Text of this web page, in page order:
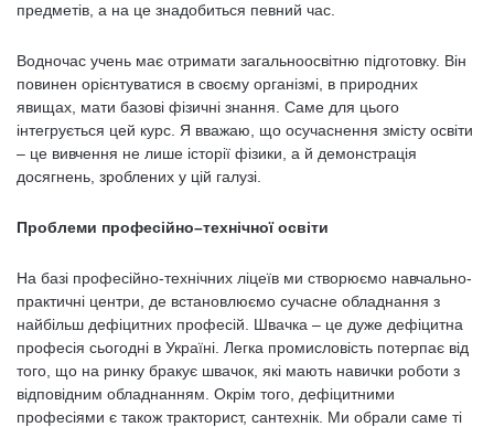
предметів, а на це знадобиться певний час.
Водночас учень має отримати загальноосвітню підготовку. Він
повинен орієнтуватися в своєму організмі, в природних
явищах, мати базові фізичні знання. Саме для цього
інтегрується цей курс. Я вважаю, що осучаснення змісту освіти
– це вивчення не лише історії фізики, а й демонстрація
досягнень, зроблених у цій галузі.
Проблеми професійно–технічної освіти
На базі професійно-технічних ліцеїв ми створюємо навчально-
практичні центри, де встановлюємо сучасне обладнання з
найбільш дефіцитних професій. Швачка – це дуже дефіцитна
професія сьогодні в Україні. Легка промисловість потерпає від
того, що на ринку бракує швачок, які мають навички роботи з
відповідним обладнанням. Окрім того, дефіцитними
професіями є також тракторист, сантехнік. Ми обрали саме ті